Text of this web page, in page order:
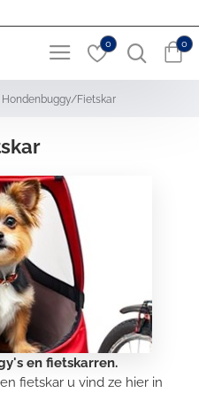
0 0
Hondenbuggy/Fietskar
en fietskarren.
fietskar u vind ze hier in